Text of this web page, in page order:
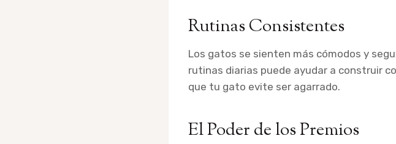
Rutinas Consistentes
Los gatos se sienten más cómodos y
rutinas diarias puede ayudar a construir
que tu gato evite ser agarrado.
El Poder de los Premios